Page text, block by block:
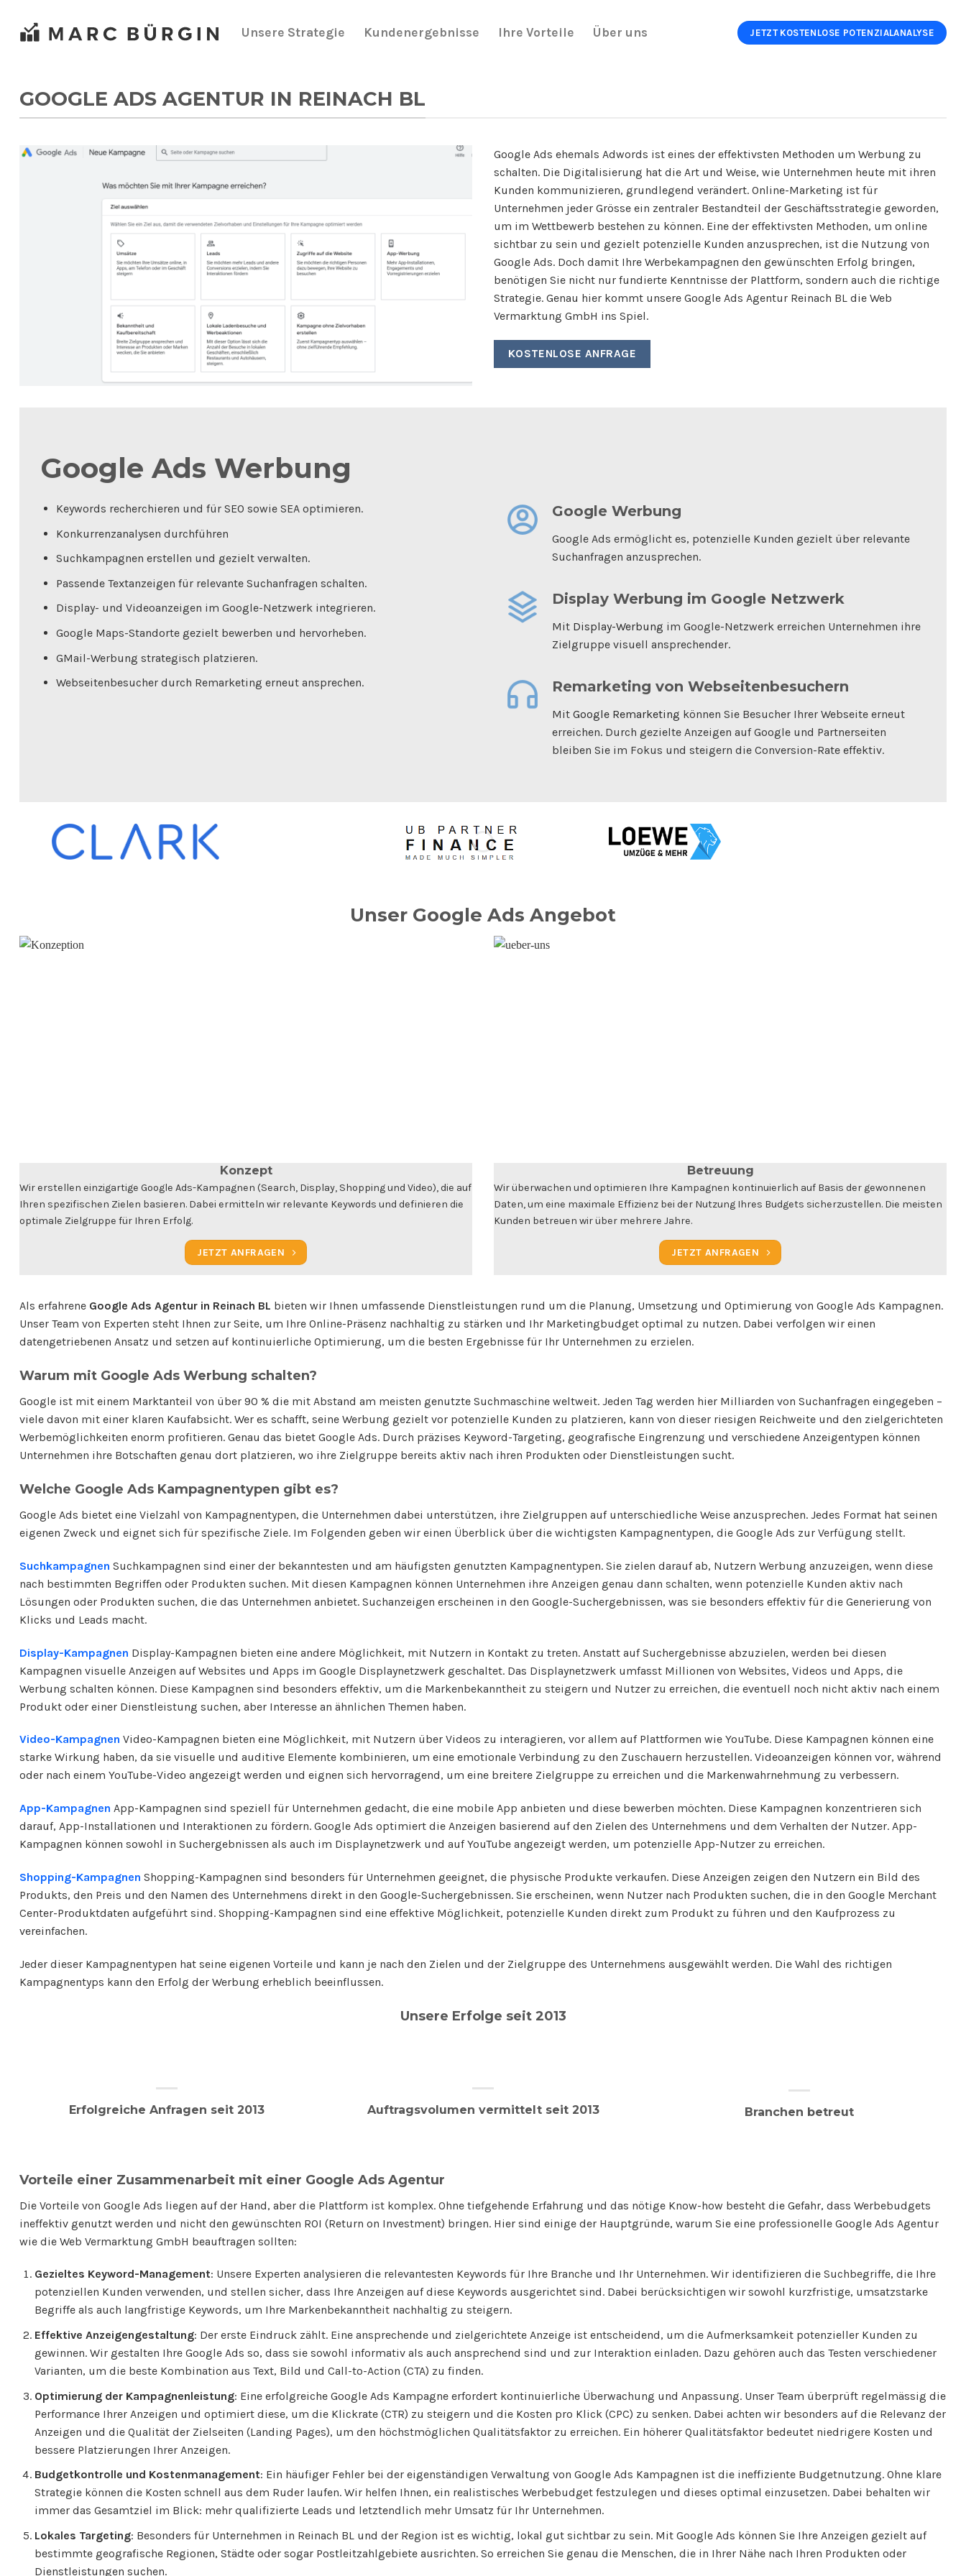
Inhalt
springen
Unsere Strategie Kundenergebnisse Ihre Vorteile Über uns JETZT KOSTENLOSE POTENZIALANALYSE
GOOGLE ADS AGENTUR IN REINACH BL
Google Ads ehemals Adwords ist eines der effektivsten Methoden um Werbung zu
schalten. Die Digitalisierung hat die Art und Weise, wie Unternehmen heute mit ihren
Kunden kommunizieren, grundlegend verändert. Online-Marketing ist für
Unternehmen jeder Grösse ein zentraler Bestandteil der Geschäftsstrategie geworden,
um im Wettbewerb bestehen zu können. Eine der effektivsten Methoden, um online
sichtbar zu sein und gezielt potenzielle Kunden anzusprechen, ist die Nutzung von
Google Ads. Doch damit Ihre Werbekampagnen den gewünschten Erfolg bringen,
benötigen Sie nicht nur fundierte Kenntnisse der Plattform, sondern auch die richtige
Strategie. Genau hier kommt unsere Google Ads Agentur Reinach BL die Web
Vermarktung GmbH ins Spiel.
KOSTENLOSE ANFRAGE
Google Ads Werbung
Keywords recherchieren und für SEO sowie SEA optimieren.
Konkurrenzanalysen durchführen
Suchkampagnen erstellen und gezielt verwalten.
Passende Textanzeigen für relevante Suchanfragen schalten.
Display- und Videoanzeigen im Google-Netzwerk integrieren.
Google Maps-Standorte gezielt bewerben und hervorheben.
GMail-Werbung strategisch platzieren.
Webseitenbesucher durch Remarketing erneut ansprechen.
Google Werbung
Google Ads ermöglicht es, potenzielle Kunden gezielt über relevante
Suchanfragen anzusprechen.
Display Werbung im Google Netzwerk
Mit Display-Werbung im Google-Netzwerk erreichen Unternehmen ihre
Zielgruppe visuell ansprechender.
Remarketing von Webseitenbesuchern
Mit Google Remarketing können Sie Besucher Ihrer Webseite erneut
erreichen. Durch gezielte Anzeigen auf Google und Partnerseiten
bleiben Sie im Fokus und steigern die Conversion-Rate effektiv.
Unser Google Ads Angebot
Konzept
Wir erstellen einzigartige Google Ads-Kampagnen (Search, Display, Shopping und Video), die auf
Ihren spezifischen Zielen basieren. Dabei ermitteln wir relevante Keywords und definieren die
optimale Zielgruppe für Ihren Erfolg.
JETZT ANFRAGEN
Betreuung
Wir überwachen und optimieren Ihre Kampagnen kontinuierlich auf Basis der gewonnenen
Daten, um eine maximale Effizienz bei der Nutzung Ihres Budgets sicherzustellen. Die meisten
Kunden betreuen wir über mehrere Jahre.
JETZT ANFRAGEN
Als erfahrene Google Ads Agentur in Reinach BL bieten wir Ihnen umfassende Dienstleistungen rund um die Planung, Umsetzung und Optimierung von Google Ads Kampagnen.
Unser Team von Experten steht Ihnen zur Seite, um Ihre Online-Präsenz nachhaltig zu stärken und Ihr Marketingbudget optimal zu nutzen. Dabei verfolgen wir einen
datengetriebenen Ansatz und setzen auf kontinuierliche Optimierung, um die besten Ergebnisse für Ihr Unternehmen zu erzielen.
Warum mit Google Ads Werbung schalten?
Google ist mit einem Marktanteil von über 90 % die mit Abstand am meisten genutzte Suchmaschine weltweit. Jeden Tag werden hier Milliarden von Suchanfragen eingegeben –
viele davon mit einer klaren Kaufabsicht. Wer es schafft, seine Werbung gezielt vor potenzielle Kunden zu platzieren, kann von dieser riesigen Reichweite und den zielgerichteten
Werbemöglichkeiten enorm profitieren. Genau das bietet Google Ads. Durch präzises Keyword-Targeting, geografische Eingrenzung und verschiedene Anzeigentypen können
Unternehmen ihre Botschaften genau dort platzieren, wo ihre Zielgruppe bereits aktiv nach ihren Produkten oder Dienstleistungen sucht.
Welche Google Ads Kampagnentypen gibt es?
Google Ads bietet eine Vielzahl von Kampagnentypen, die Unternehmen dabei unterstützen, ihre Zielgruppen auf unterschiedliche Weise anzusprechen. Jedes Format hat seinen
eigenen Zweck und eignet sich für spezifische Ziele. Im Folgenden geben wir einen Überblick über die wichtigsten Kampagnentypen, die Google Ads zur Verfügung stellt.
Suchkampagnen Suchkampagnen sind einer der bekanntesten und am häufigsten genutzten Kampagnentypen. Sie zielen darauf ab, Nutzern Werbung anzuzeigen, wenn diese
nach bestimmten Begriffen oder Produkten suchen. Mit diesen Kampagnen können Unternehmen ihre Anzeigen genau dann schalten, wenn potenzielle Kunden aktiv nach
Lösungen oder Produkten suchen, die das Unternehmen anbietet. Suchanzeigen erscheinen in den Google-Suchergebnissen, was sie besonders effektiv für die Generierung von
Klicks und Leads macht.
Display-Kampagnen Display-Kampagnen bieten eine andere Möglichkeit, mit Nutzern in Kontakt zu treten. Anstatt auf Suchergebnisse abzuzielen, werden bei diesen
Kampagnen visuelle Anzeigen auf Websites und Apps im Google Displaynetzwerk geschaltet. Das Displaynetzwerk umfasst Millionen von Websites, Videos und Apps, die
Werbung schalten können. Diese Kampagnen sind besonders effektiv, um die Markenbekanntheit zu steigern und Nutzer zu erreichen, die eventuell noch nicht aktiv nach einem
Produkt oder einer Dienstleistung suchen, aber Interesse an ähnlichen Themen haben.
Video-Kampagnen Video-Kampagnen bieten eine Möglichkeit, mit Nutzern über Videos zu interagieren, vor allem auf Plattformen wie YouTube. Diese Kampagnen können eine
starke Wirkung haben, da sie visuelle und auditive Elemente kombinieren, um eine emotionale Verbindung zu den Zuschauern herzustellen. Videoanzeigen können vor, während
oder nach einem YouTube-Video angezeigt werden und eignen sich hervorragend, um eine breitere Zielgruppe zu erreichen und die Markenwahrnehmung zu verbessern.
App-Kampagnen App-Kampagnen sind speziell für Unternehmen gedacht, die eine mobile App anbieten und diese bewerben möchten. Diese Kampagnen konzentrieren sich
darauf, App-Installationen und Interaktionen zu fördern. Google Ads optimiert die Anzeigen basierend auf den Zielen des Unternehmens und dem Verhalten der Nutzer. App-
Kampagnen können sowohl in Suchergebnissen als auch im Displaynetzwerk und auf YouTube angezeigt werden, um potenzielle App-Nutzer zu erreichen.
Shopping-Kampagnen Shopping-Kampagnen sind besonders für Unternehmen geeignet, die physische Produkte verkaufen. Diese Anzeigen zeigen den Nutzern ein Bild des
Produkts, den Preis und den Namen des Unternehmens direkt in den Google-Suchergebnissen. Sie erscheinen, wenn Nutzer nach Produkten suchen, die in den Google Merchant
Center-Produktdaten aufgeführt sind. Shopping-Kampagnen sind eine effektive Möglichkeit, potenzielle Kunden direkt zum Produkt zu führen und den Kaufprozess zu
vereinfachen.
Jeder dieser Kampagnentypen hat seine eigenen Vorteile und kann je nach den Zielen und der Zielgruppe des Unternehmens ausgewählt werden. Die Wahl des richtigen
Kampagnentyps kann den Erfolg der Werbung erheblich beeinflussen.
Unsere Erfolge seit 2013
Erfolgreiche Anfragen seit 2013 Auftragsvolumen vermittelt seit 2013 Branchen betreut
Vorteile einer Zusammenarbeit mit einer Google Ads Agentur
Die Vorteile von Google Ads liegen auf der Hand, aber die Plattform ist komplex. Ohne tiefgehende Erfahrung und das nötige Know-how besteht die Gefahr, dass Werbebudgets
ineffektiv genutzt werden und nicht den gewünschten ROI (Return on Investment) bringen. Hier sind einige der Hauptgründe, warum Sie eine professionelle Google Ads Agentur
wie die Web Vermarktung GmbH beauftragen sollten:
Gezieltes Keyword-Management: Unsere Experten analysieren die relevantesten Keywords für Ihre Branche und Ihr Unternehmen. Wir identifizieren die Suchbegriffe, die Ihre
potenziellen Kunden verwenden, und stellen sicher, dass Ihre Anzeigen auf diese Keywords ausgerichtet sind. Dabei berücksichtigen wir sowohl kurzfristige, umsatzstarke
Begriffe als auch langfristige Keywords, um Ihre Markenbekanntheit nachhaltig zu steigern.
Effektive Anzeigengestaltung: Der erste Eindruck zählt. Eine ansprechende und zielgerichtete Anzeige ist entscheidend, um die Aufmerksamkeit potenzieller Kunden zu
gewinnen. Wir gestalten Ihre Google Ads so, dass sie sowohl informativ als auch ansprechend sind und zur Interaktion einladen. Dazu gehören auch das Testen verschiedener
Varianten, um die beste Kombination aus Text, Bild und Call-to-Action (CTA) zu finden.
Optimierung der Kampagnenleistung: Eine erfolgreiche Google Ads Kampagne erfordert kontinuierliche Überwachung und Anpassung. Unser Team überprüft regelmässig die
Performance Ihrer Anzeigen und optimiert diese, um die Klickrate (CTR) zu steigern und die Kosten pro Klick (CPC) zu senken. Dabei achten wir besonders auf die Relevanz der
Anzeigen und die Qualität der Zielseiten (Landing Pages), um den höchstmöglichen Qualitätsfaktor zu erreichen. Ein höherer Qualitätsfaktor bedeutet niedrigere Kosten und
bessere Platzierungen Ihrer Anzeigen.
Budgetkontrolle und Kostenmanagement: Ein häufiger Fehler bei der eigenständigen Verwaltung von Google Ads Kampagnen ist die ineffiziente Budgetnutzung. Ohne klare
Strategie können die Kosten schnell aus dem Ruder laufen. Wir helfen Ihnen, ein realistisches Werbebudget festzulegen und dieses optimal einzusetzen. Dabei behalten wir
immer das Gesamtziel im Blick: mehr qualifizierte Leads und letztendlich mehr Umsatz für Ihr Unternehmen.
Lokales Targeting: Besonders für Unternehmen in Reinach BL und der Region ist es wichtig, lokal gut sichtbar zu sein. Mit Google Ads können Sie Ihre Anzeigen gezielt auf
bestimmte geografische Regionen, Städte oder sogar Postleitzahlgebiete ausrichten. So erreichen Sie genau die Menschen, die in Ihrer Nähe nach Ihren Produkten oder
Dienstleistungen suchen.